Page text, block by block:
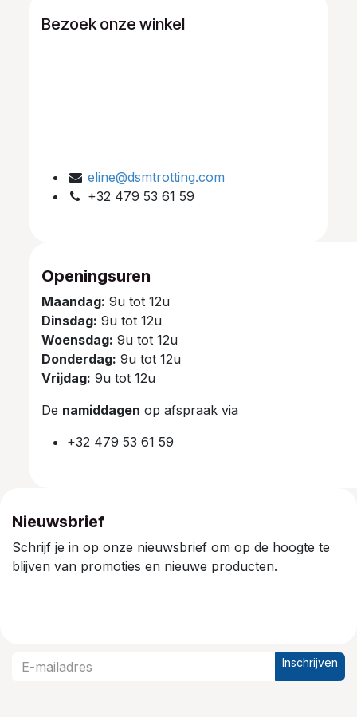
Bezoek onze winkel
eline@dsmtrotting.com
+32 479 53 61 59
Openingsuren
Maandag: 9u tot 12u
Dinsdag: 9u tot 12u
Woensdag: 9u tot 12u
Donderdag: 9u tot 12u
Vrijdag: 9u tot 12u
De namiddagen op afspraak via
+32 479 53 61 59
Nieuwsbrief
Schrijf je in op onze nieuwsbrief om op de hoogte te
blijven van promoties en nieuwe producten.
Inschrijven